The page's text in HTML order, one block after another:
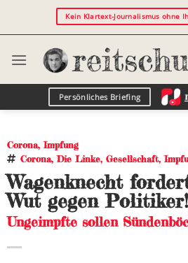
Kein Klartext-Journalismus ohne
Persönliches Briefing
Corona,Impfung
Corona,Die Linke, Gesellschaft,
Wagenknecht
Wut gegen Politiker!
Ungeimpfte sollen